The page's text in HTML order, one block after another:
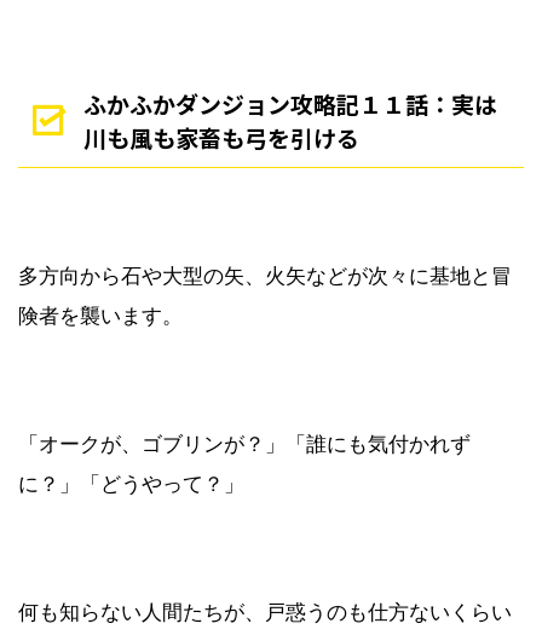
ふかふかダンジョン攻略記１１話：実は
川も風も家畜も弓を引ける
多方向から石や大型の矢、火矢などが次々に基地と冒
険者を襲います。
「オークが、ゴブリンが？」「誰にも気付かれず
に？」「どうやって？」
何も知らない人間たちが、戸惑うのも仕方ないくらい